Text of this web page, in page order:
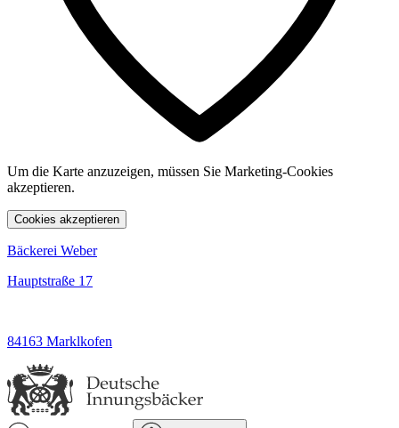
Um die Karte anzuzeigen, müssen Sie Marketing-Cookies
akzeptieren.
Cookies akzeptieren
Bäckerei Weber
Hauptstraße 17
84163 Marklkofen